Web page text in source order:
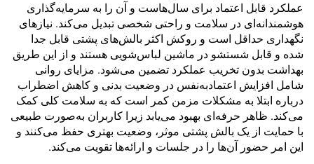
عملکرد قابل اعتماد برای سال‌هاست و آن را به سرمایه‌گذاری
هوشمندانه‌ای در سلامت و راحتی شخصی تبدیل می‌کند. نیازهای
نگهداری حداقل است و روکش اکثر بالش‌های پشتی قابل جدا
شده و قابل شستشو در ماشین لباس‌شویی هستند و از این طریق
بهداشت بدون تخریب عملکرد تضمین می‌شود. مزایای روانی
شامل افزایش اعتمادبه‌نفس در وضعیت بدنی و کاهش اضطراب
درباره ابتلا به مشکلات مزمن کمر است که به سلامت کلی کمک
می‌کند. ظاهر حرفه‌ای بهبود می‌یابد زیرا کاربران به‌صورت طبیعی
با حمایت از یک بالش پشتی موثر، وضعیت بهتری حفظ می‌کنند و
این امر حضور آن‌ها را در جلسات و ارائه‌ها تقویت می‌کند.